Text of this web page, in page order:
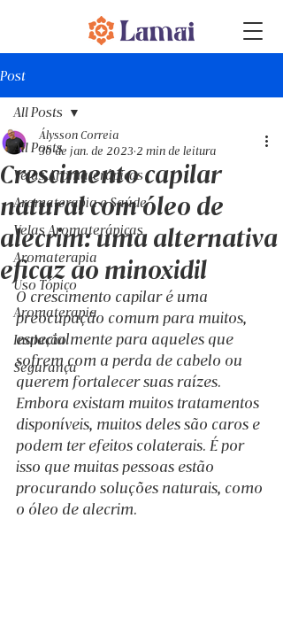
Post
All Posts
Velas Aromaterápicas
Aromaterapia e Saúde
Velas Aromaterápicas
Aromaterapia
Uso Tópico
Aromaterapia
Inalação
Segurança
All Posts
Crescimento capilar
natural com óleo de
alecrim: uma alternativa
eficaz ao minoxidil
Álysson Correia
30 de jan. de 2023 2 min de leitura
O crescimento capilar é uma
preocupação comum para muitos,
especialmente para aqueles que
sofrem com a perda de cabelo ou
querem fortalecer suas raízes.
Embora existam muitos tratamentos
disponíveis, muitos deles são caros e
podem ter efeitos colaterais. É por
isso que muitas pessoas estão
procurando soluções naturais, como
o óleo de alecrim.